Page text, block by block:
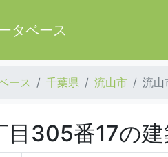
タベース
ース 千葉県 流山市 流山
目305番17の